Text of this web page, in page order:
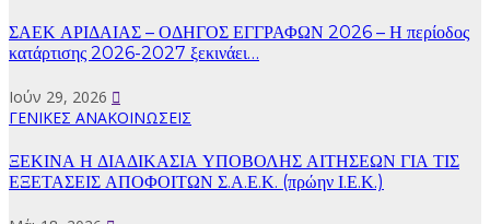
ΣΑΕΚ ΑΡΙΔΑΙΑΣ – ΟΔΗΓΟΣ ΕΓΓΡΑΦΩΝ 2026 – Η περίοδος
κατάρτισης 2026-2027 ξεκινάει…
Ιούν 29, 2026
ΓΕΝΙΚΕΣ ΑΝΑΚΟΙΝΩΣΕΙΣ
ΞΕΚΙΝΑ Η ΔΙΑΔΙΚΑΣΙΑ ΥΠΟΒΟΛΗΣ ΑΙΤΗΣΕΩΝ ΓΙΑ ΤΙΣ
ΕΞΕΤΑΣΕΙΣ ΑΠΟΦΟΙΤΩΝ Σ.Α.Ε.Κ. (πρώην Ι.Ε.Κ.)